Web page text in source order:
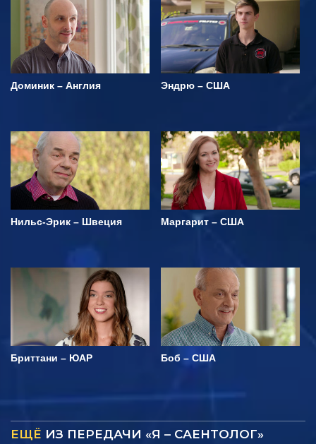
Доминик – Англия Эндрю – США
Нильс-Эрик – Швеция Маргарит – США
Бриттани – ЮАР Боб – США
ЕЩЁ ИЗ ПЕРЕДАЧИ «Я – САЕНТОЛОГ»